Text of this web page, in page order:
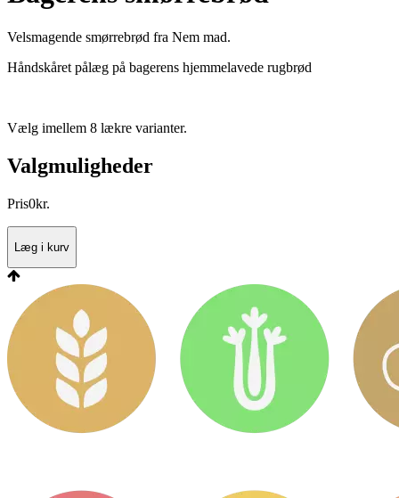
Velsmagende smørrebrød fra Nem mad.
Håndskåret pålæg på bagerens hjemmelavede rugbrød
Vælg imellem 8 lækre varianter.
Valgmuligheder
Pris0kr.
Læg i kurv